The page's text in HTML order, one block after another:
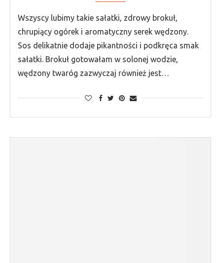
Wszyscy lubimy takie sałatki, zdrowy brokuł,
chrupiący ogórek i aromatyczny serek wędzony.
Sos delikatnie dodaje pikantności i podkręca smak
sałatki. Brokuł gotowałam w solonej wodzie,
wędzony twaróg zazwyczaj również jest…